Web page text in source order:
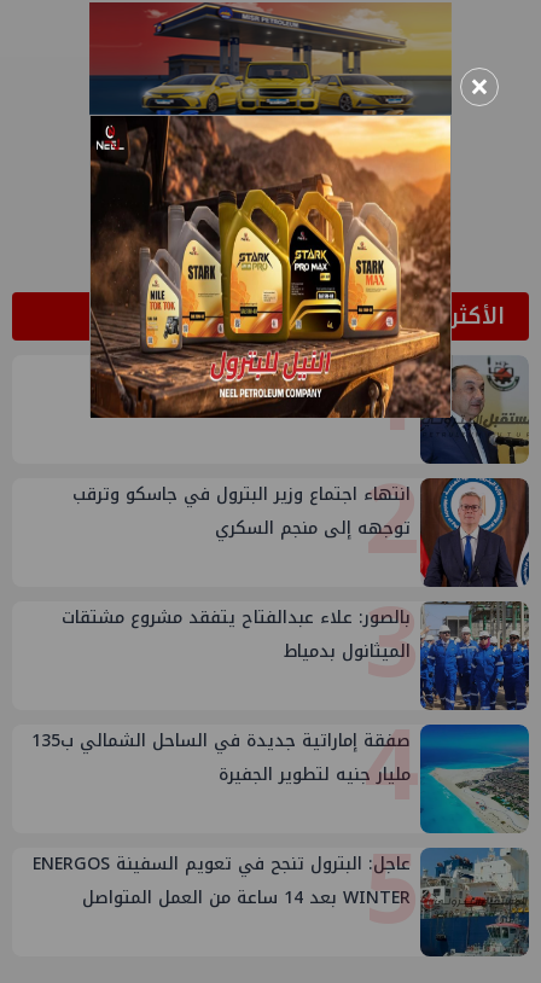
الأكثر قراءة
1
وتلك مفاجأة أخرى في حق الشيمي
2
انتهاء اجتماع وزير البترول في جاسكو وترقب
توجهه إلى منجم السكري
3
بالصور: علاء عبدالفتاح يتفقد مشروع مشتقات
الميثانول بدمياط
4
صفقة إماراتية جديدة في الساحل الشمالي ب135
مليار جنيه لتطوير الجفيرة
5
عاجل: البترول تنجح في تعويم السفينة ENERGOS
WINTER بعد 14 ساعة من العمل المتواصل
×